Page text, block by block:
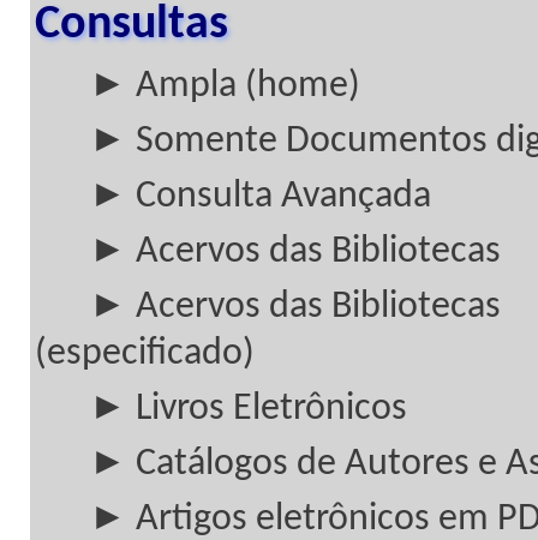
Consultas
► Ampla (home)
► Somente Documentos
► Consulta Avançada
► Acervos das Bibliotecas
► Acervos das Bibliotecas
(especificado)
► Livros Eletrônicos
► Catálogos de Autores e
► Artigos eletrônicos em